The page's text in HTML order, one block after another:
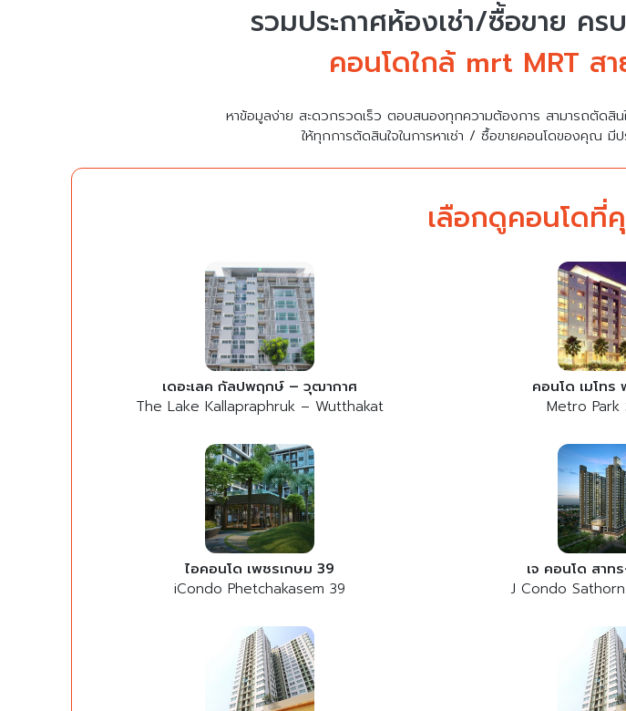
รวมประกาศห้องเช่า/ซื้อขาย คร
คอนโดใกล้ mrt MRT ส
หาข้อมูลง่าย สะดวกรวดเร็ว ตอบสนองทุกความต้องการ สามารถตัดสิ
ให้ทุกการตัดสินใจในการหาเช่า / ซื้อขายคอนโดของคุณ มี
เลือกดูคอนโดที่
เดอะเลค กัลปพฤกษ์ – วุฒากาศ
The Lake Kallapraphruk – Wutthakat
คอนโด เมโทร
Metro Park
ไอคอนโด เพชรเกษม 39
iCondo Phetchakasem 39
เจ คอนโด สา
J Condo